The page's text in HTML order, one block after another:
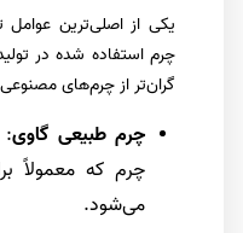
یکی از اصلی‌ترین
چرم استفاده شده در
گران‌تر از چرم‌های مصنوعی
چرم طبیعی گاوی:
چرم که معمولاً
می‌شود.